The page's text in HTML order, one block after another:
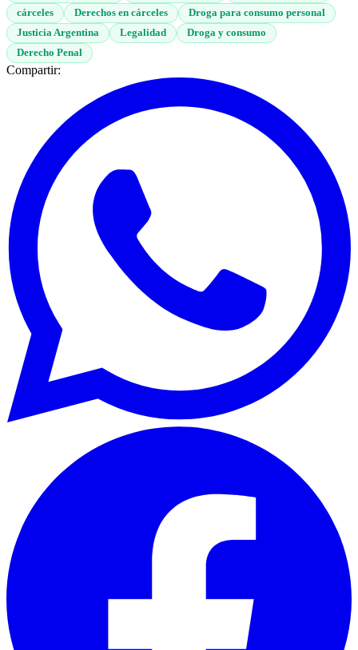
cárceles
Derechos en cárceles
Droga para consumo personal
Justicia Argentina
Legalidad
Droga y consumo
Derecho Penal
Compartir: